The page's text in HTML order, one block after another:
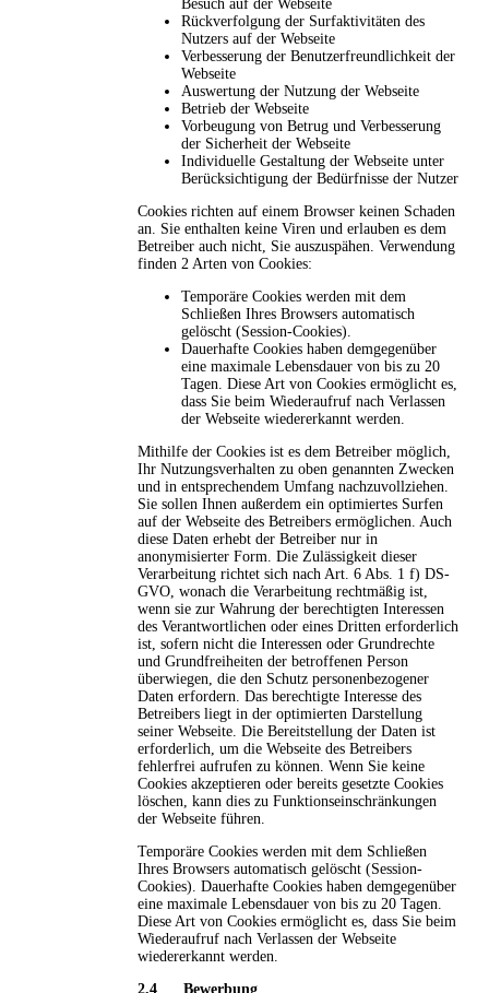
Besuch auf der Webseite
Rückverfolgung der Surfaktivitäten des
Nutzers auf der Webseite
Verbesserung der Benutzerfreundlichkeit der
Webseite
Auswertung der Nutzung der Webseite
Betrieb der Webseite
Vorbeugung von Betrug und Verbesserung
der Sicherheit der Webseite
Individuelle Gestaltung der Webseite unter
Berücksichtigung der Bedürfnisse der Nutzer
Cookies richten auf einem Browser keinen Schaden
an. Sie enthalten keine Viren und erlauben es dem
Betreiber auch nicht, Sie auszuspähen. Verwendung
finden 2 Arten von Cookies:
Temporäre Cookies werden mit dem
Schließen Ihres Browsers automatisch
gelöscht (Session-Cookies).
Dauerhafte Cookies haben demgegenüber
eine maximale Lebensdauer von bis zu 20
Tagen. Diese Art von Cookies ermöglicht es,
dass Sie beim Wiederaufruf nach Verlassen
der Webseite wiedererkannt werden.
Mithilfe der Cookies ist es dem Betreiber möglich,
Ihr Nutzungsverhalten zu oben genannten Zwecken
und in entsprechendem Umfang nachzuvollziehen.
Sie sollen Ihnen außerdem ein optimiertes Surfen
auf der Webseite des Betreibers ermöglichen. Auch
diese Daten erhebt der Betreiber nur in
anonymisierter Form. Die Zulässigkeit dieser
Verarbeitung richtet sich nach Art. 6 Abs. 1 f) DS-
GVO, wonach die Verarbeitung rechtmäßig ist,
wenn sie zur Wahrung der berechtigten Interessen
des Verantwortlichen oder eines Dritten erforderlich
ist, sofern nicht die Interessen oder Grundrechte
und Grundfreiheiten der betroffenen Person
überwiegen, die den Schutz personenbezogener
Daten erfordern. Das berechtigte Interesse des
Betreibers liegt in der optimierten Darstellung
seiner Webseite. Die Bereitstellung der Daten ist
erforderlich, um die Webseite des Betreibers
fehlerfrei aufrufen zu können. Wenn Sie keine
Cookies akzeptieren oder bereits gesetzte Cookies
löschen, kann dies zu Funktionseinschränkungen
der Webseite führen.
Temporäre Cookies werden mit dem Schließen
Ihres Browsers automatisch gelöscht (Session-
Cookies). Dauerhafte Cookies haben demgegenüber
eine maximale Lebensdauer von bis zu 20 Tagen.
Diese Art von Cookies ermöglicht es, dass Sie beim
Wiederaufruf nach Verlassen der Webseite
wiedererkannt werden.
2.4 Bewerbung